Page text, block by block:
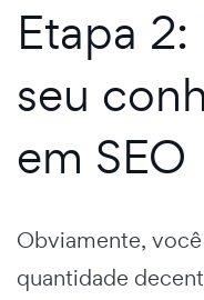
Etapa
seu
em SEO
Obviamente,
quantidade